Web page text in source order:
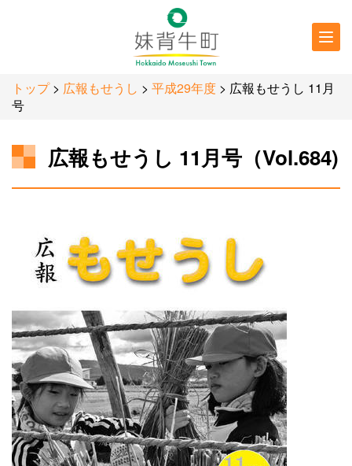
トップ> 広報もせうし > 平成29年度 > 広報もせうし 11月
号
広報もせうし 11月号（Vol.684)